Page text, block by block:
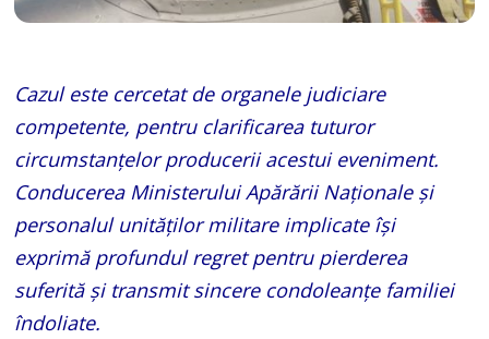
Cazul este cercetat de organele judiciare
competente, pentru clarificarea tuturor
circumstanțelor producerii acestui eveniment.
Conducerea Ministerului Apărării Naționale și
personalul unităților militare implicate își
exprimă profundul regret pentru pierderea
suferită și transmit sincere condoleanțe familiei
îndoliate.